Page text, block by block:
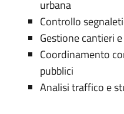
urbana
Controllo
Gestione cantieri
Coordinamento
pubblici
Analisi traffico e